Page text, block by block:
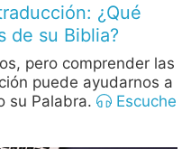
¿Qué
de su Biblia?
pero comprender las
puede ayudarnos a
su Palabra.
Escuche